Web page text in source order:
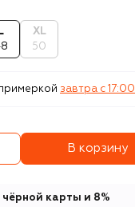
L
XL
50
примеркой завтра c 17:00
В корзину
карты и 8%